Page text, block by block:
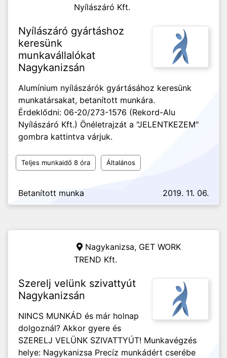
Nyílászáró Kft.
Nyílászáró gyártáshoz
keresünk
munkavállalókat
Nagykanizsán
Alumínium nyílászárók gyártásához keresünk
munkatársakat, betanított munkára.
Érdeklődni: 06-20/273-1576 (Rekord-Alu
Nyílászáró Kft.) Önéletrajzát a "JELENTKEZEM"
gombra kattintva várjuk.
Teljes munkaidő 8 óra Általános
Betanított munka 2019. 11. 06.
Nagykanizsa, GET WORK
TREND Kft.
Szerelj velünk szivattyút
Nagykanizsán
NINCS MUNKÁD és már holnap
dolgoznál? Akkor gyere és
SZERELJ VELÜNK SZIVATTYÚT! Munkavégzés
helye: Nagykanizsa Precíz munkádért cserébe